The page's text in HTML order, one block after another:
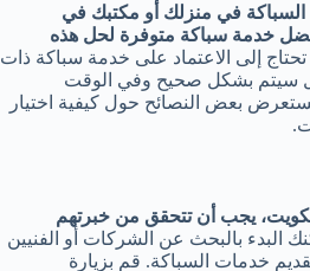
في منزلك أو مكتبك في
خدمة سباكة متوفرة لحل هذه
تحتاج إلى الاعتماد على خدمة سباكة ذات
سيتم بشكل صحيح وفي الوقت
بعض النصائح حول كيفية اختيار
يجب أن تتحقق من خبرتهم
البدء بالبحث عن الشركات أو الفنيين
خدمات السباكة. قم بزيارة